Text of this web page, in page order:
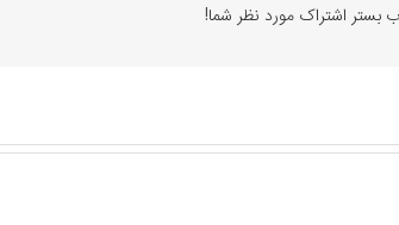
لکسوس
بستر اشتراک مورد نظر شما!